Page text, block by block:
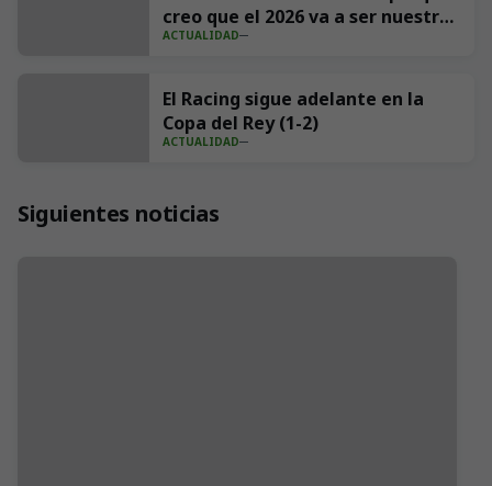
creo que el 2026 va a ser nuestro
año"
ACTUALIDAD
El Racing sigue adelante en la
Copa del Rey (1-2)
ACTUALIDAD
Siguientes noticias